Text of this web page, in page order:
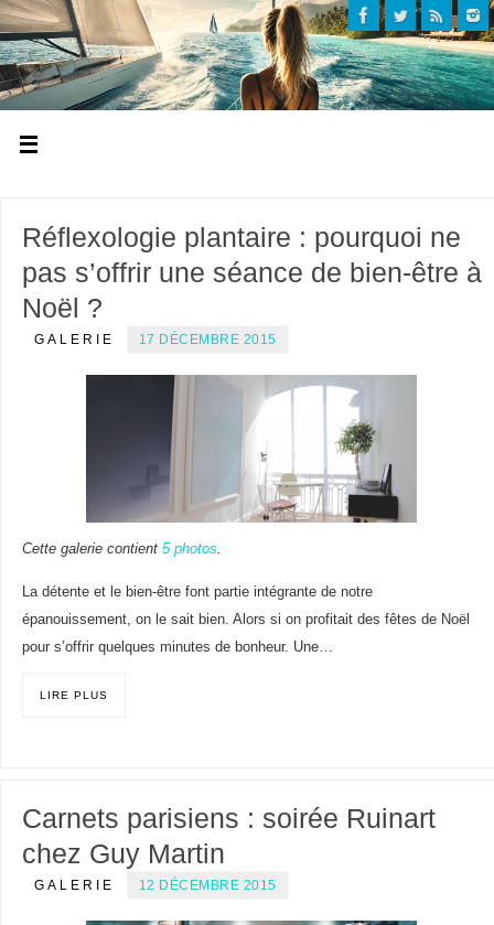
Réflexologie plantaire : pourquoi ne
pas s’offrir une séance de bien-être à
Noël ?
GALERIE 17 DÉCEMBRE 2015
Cette galerie contient 5 photos.
La détente et le bien-être font partie intégrante de notre
épanouissement, on le sait bien. Alors si on profitait des fêtes de Noël
pour s’offrir quelques minutes de bonheur. Une…
LIRE PLUS
Carnets parisiens : soirée Ruinart
chez Guy Martin
GALERIE 12 DÉCEMBRE 2015